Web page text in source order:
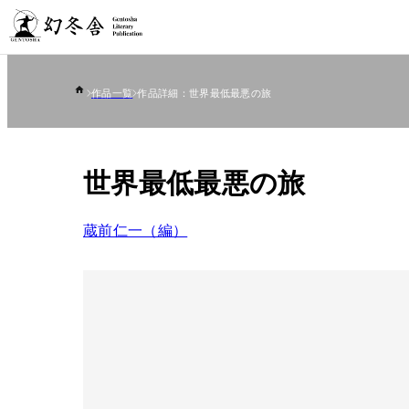
作品一覧 作品詳細：世界最低最悪の旅
世界最低最悪の旅
蔵前仁一（編）